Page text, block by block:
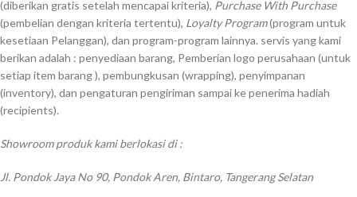
(diberikan gratis setelah mencapai kriteria), Purchase With Purchase
(pembelian dengan kriteria tertentu), Loyalty Program(program untuk
kesetiaan Pelanggan), dan program-program lainnya. servis yang kami
berikan adalah : penyediaan barang, Pemberian logo perusahaan (untuk
setiap item barang ), pembungkusan (wrapping), penyimpanan
(inventory), dan pengaturan pengiriman sampai ke penerima hadiah
(recipients).
Showroom produk kami berlokasi di :
Jl. Pondok Jaya No 90, Pondok Aren, Bintaro, Tangerang Selatan